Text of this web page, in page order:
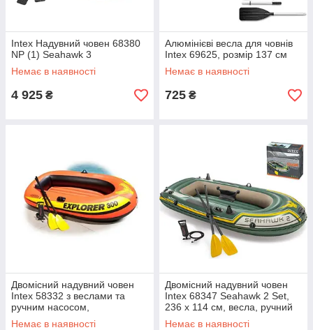
Intex Надувний човен 68380
NP (1) Seahawk 3
Немає в наявності
4 925 ₴
Алюмінієві весла для човнів
Intex 69625, розмір 137 см
Немає в наявності
725 ₴
Двомісний надувний човен
Intex 58332 з веслами та
ручним насосом,
211х117х41см
Немає в наявності
Двомісний надувний човен
Intex 68347 Seahawk 2 Set,
236 х 114 см, весла, ручний
насос
Немає в наявності